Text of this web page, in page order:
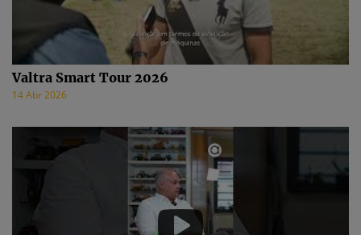
Valtra Smart Tour 2026
14 Abr 2026